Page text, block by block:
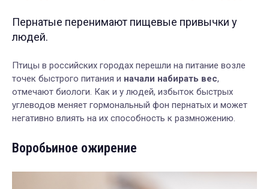
Пернатые перенимают пищевые привычки у
людей.
Птицы в российских городах перешли на питание возле
точек быстрого питания и начали набирать вес,
отмечают биологи. Как и у людей, избыток быстрых
углеводов меняет гормональный фон пернатых и может
негативно влиять на их способность к размножению.
Воробьиное ожирение